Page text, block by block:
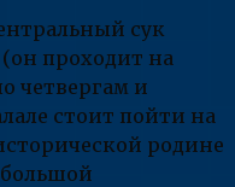
сук
проходит на
четвергам и
стоит пойти на
родине